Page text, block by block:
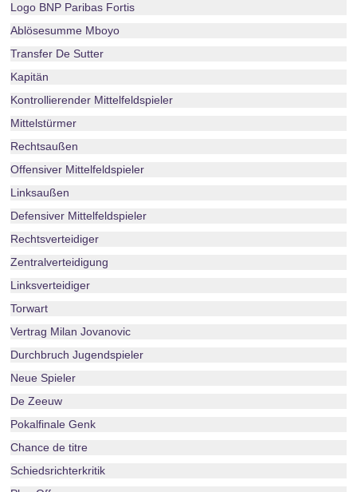
Logo BNP Paribas Fortis
Ablösesumme Mboyo
Transfer De Sutter
Kapitän
Kontrollierender Mittelfeldspieler
Mittelstürmer
Rechtsaußen
Offensiver Mittelfeldspieler
Linksaußen
Defensiver Mittelfeldspieler
Rechtsverteidiger
Zentralverteidigung
Linksverteidiger
Torwart
Vertrag Milan Jovanovic
Durchbruch Jugendspieler
Neue Spieler
De Zeeuw
Pokalfinale Genk
Chance de titre
Schiedsrichterkritik